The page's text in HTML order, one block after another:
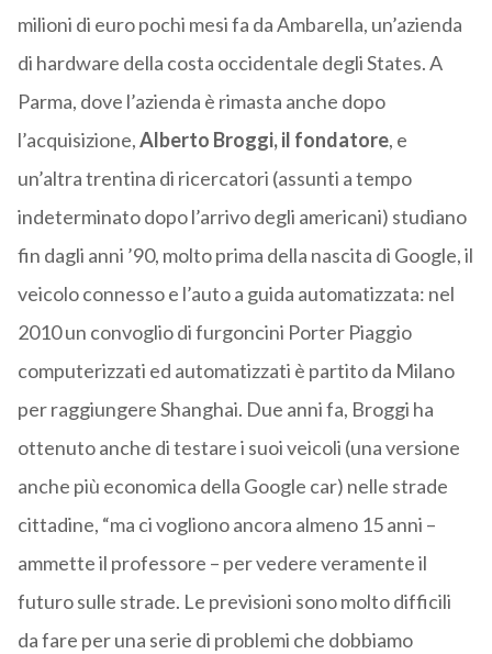
milioni di euro pochi mesi fa da Ambarella, un’azienda
di hardware della costa occidentale degli States. A
Parma, dove l’azienda è rimasta anche dopo
l’acquisizione,Alberto Broggi, il fondatore, e
un’altra trentina di ricercatori (assunti a tempo
indeterminato dopo l’arrivo degli americani) studiano
fin dagli anni ’90, molto prima della nascita di Google, il
veicolo connesso e l’auto a guida automatizzata: nel
2010 un convoglio di furgoncini Porter Piaggio
computerizzati ed automatizzati è partito da Milano
per raggiungere Shanghai. Due anni fa, Broggi ha
ottenuto anche di testare i suoi veicoli (una versione
anche più economica della Google car) nelle strade
cittadine, “ma ci vogliono ancora almeno 15 anni –
ammette il professore – per vedere veramente il
futuro sulle strade. Le previsioni sono molto difficili
da fare per una serie di problemi che dobbiamo